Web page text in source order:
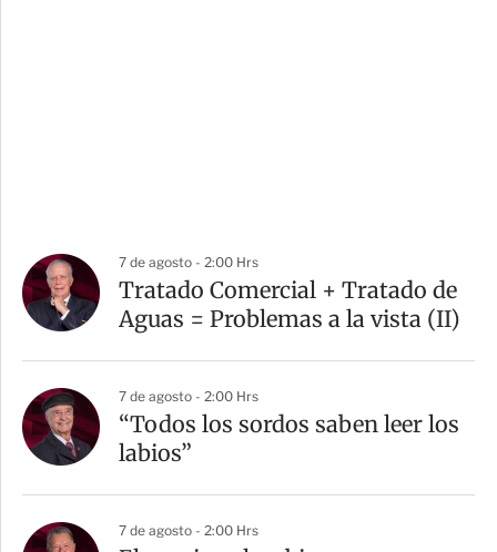
7 de agosto - 2:00 Hrs
Tratado Comercial + Tratado de
Aguas = Problemas a la vista (II)
7 de agosto - 2:00 Hrs
“Todos los sordos saben leer los
labios”
7 de agosto - 2:00 Hrs